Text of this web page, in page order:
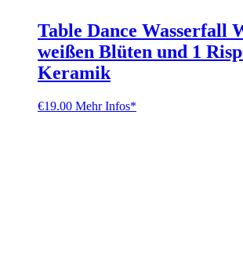
Table Dance Wasserfall
weißen Blüten und 1
Keramik
€19.00 Mehr Infos*